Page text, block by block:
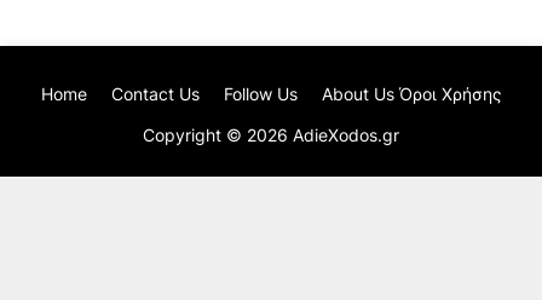
Copyright © 2026 AdieXodos.gr
Home Contact Us Follow Us About Us Όροι Χρήσης